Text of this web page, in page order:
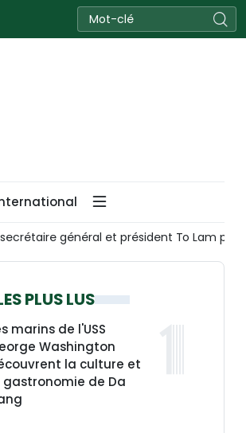
général et président To Lam
PLUS LUS
marins de l'USS
Washington
la culture et
gastronomie de Da